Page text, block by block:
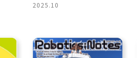
2025.10